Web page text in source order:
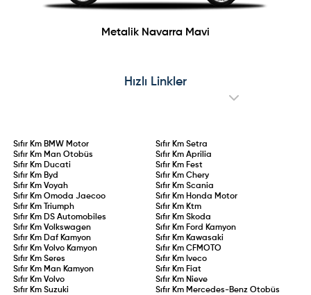
Metalik Navarra Mavi
Hızlı Linkler
Sıfır Km BMW Motor Sıfır Km Setra
Sıfır Km Man Otobüs Sıfır Km Aprilia
Sıfır Km Ducati Sıfır Km Fest
Sıfır Km Byd Sıfır Km Chery
Sıfır KmVoyah Sıfır Km Scania
Sıfır KmOmoda Jaecoo Sıfır Km Honda Motor
Sıfır Km
Triumph Sıfır Km Ktm
Sıfır Km DS Automobiles Sıfır Km Skoda
Sıfır KmVolkswagen Sıfır Km Ford Kamyon
Sıfır Km Daf Kamyon Sıfır Km Kawasaki
Sıfır KmVolvo Kamyon Sıfır Km CFMOTO
Sıfır KmSeres Sıfır Km Iveco
Sıfır Km Man Kamyon Sıfır Km Fiat
Sıfır KmVolvo Sıfır Km Nieve
Sıfır KmSuzuki Sıfır Km Mercedes-Benz Otobüs